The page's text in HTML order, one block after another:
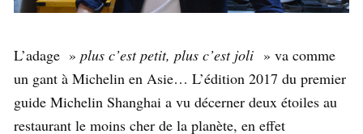
L’adage » plus c’est petit, plus c’est joli » va comme
un gant à Michelin en Asie… L’édition 2017 du premier
guide Michelin Shanghai a vu décerner deux étoiles au
restaurant le moins cher de la planète, en effet